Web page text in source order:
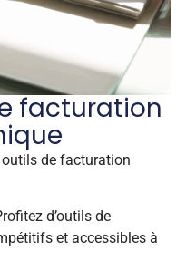
facturation
de facturation
d’outils de
et accessibles à